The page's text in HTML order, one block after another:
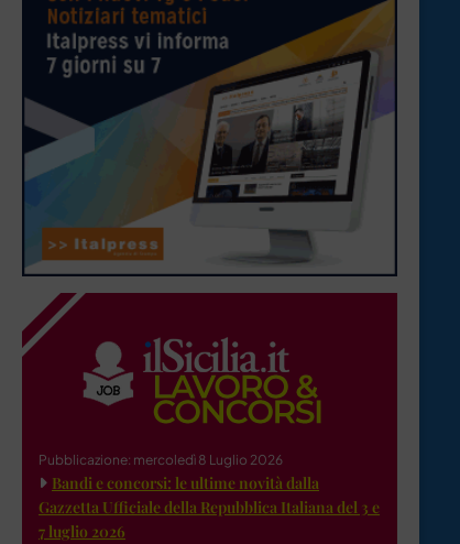
Pubblicazione: mercoledì 8 Luglio 2026
Bandi e concorsi: le ultime novità dalla
Gazzetta Ufficiale della Repubblica Italiana del 3 e
7 luglio 2026